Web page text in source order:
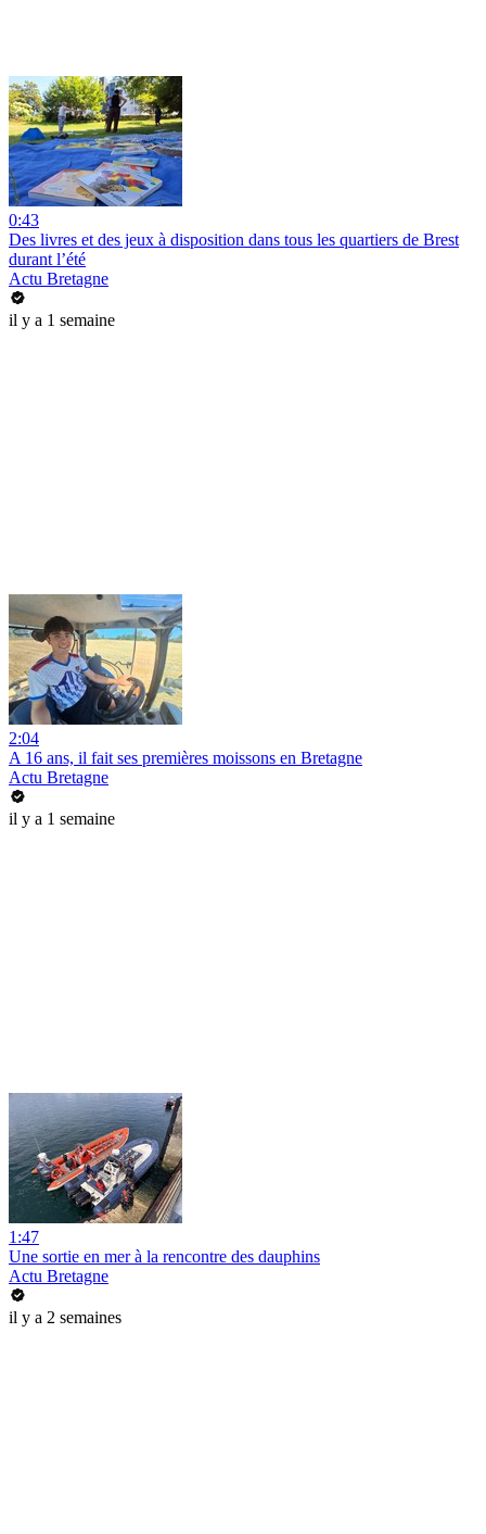
0:43
Des livres et des jeux à disposition dans tous les quartiers de Brest
durant l’été
Actu Bretagne
il y a 1 semaine
2:04
A 16 ans, il fait ses premières moissons en Bretagne
Actu Bretagne
il y a 1 semaine
1:47
Une sortie en mer à la rencontre des dauphins
Actu Bretagne
il y a 2 semaines